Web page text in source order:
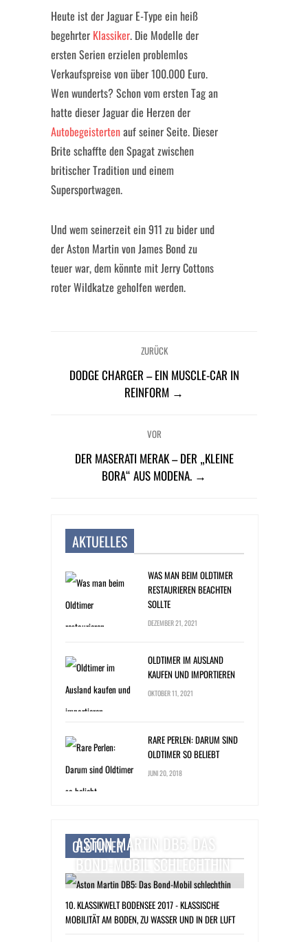
Heute ist der Jaguar E-Type ein heiß
begehrter Klassiker. Die Modelle der
ersten Serien erzielen problemlos
Verkaufspreise von über 100.000 Euro.
Wen wunderts? Schon vom ersten Tag an
hatte dieser Jaguar die Herzen der
Autobegeistertenauf seiner Seite. Dieser
Brite schaffte den Spagat zwischen
britischer Tradition und einem
Supersportwagen.
Und wem seinerzeit ein 911 zu bider und
der Aston Martin von James Bond zu
teuer war, dem könnte mit Jerry Cottons
roter Wildkatze geholfen werden.
ZURÜCK
DODGE CHARGER – EIN MUSCLE-CAR IN
REINFORM →
VOR
DER MASERATI MERAK – DER „KLEINE
BORA“ AUS MODENA. →
AKTUELLES
WAS MAN BEIM OLDTIMER
RESTAURIEREN BEACHTEN
SOLLTE
DEZEMBER 21, 2021
OLDTIMER IM AUSLAND
KAUFEN UND IMPORTIEREN
OKTOBER 11, 2021
RARE PERLEN: DARUM SIND
OLDTIMER SO BELIEBT
JUNI 20, 2018
OLDTIMER
ASTON MARTIN DB5: DAS
BOND-MOBIL SCHLECHTHIN
10. KLASSIKWELT BODENSEE 2017 - KLASSISCHE
MOBILITÄT AM BODEN, ZU WASSER UND IN DER LUFT